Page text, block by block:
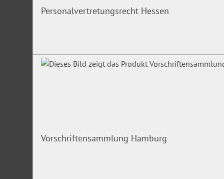
Personalvertretungsrecht Hessen
Vorschriftensammlung Hamburg